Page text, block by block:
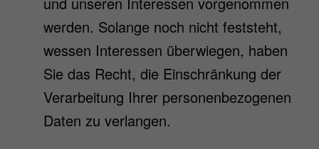
werden. Solange noch nicht feststeht,
wessen Interessen überwiegen, haben
Sie das Recht, die Einschränkung der
Verarbeitung Ihrer personenbezogenen
Daten zu verlangen.